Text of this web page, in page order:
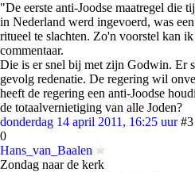
"De eerste anti-Joodse maatregel die
in Nederland werd ingevoerd, was
ritueel te slachten. Zo'n voorstel kan
commentaar.
Die is er snel bij met zijn Godwin. Er
gevolg redenatie. De regering wil
heeft de regering een anti-Joodse
de totaalvernietiging van alle Joden?
donderdag 14 april 2011, 16:25 uur #3
0
Hans_van_Baalen
Zondag naar de kerk